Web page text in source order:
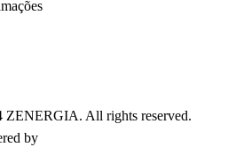
ZENERGIA. All rights reserved.
by